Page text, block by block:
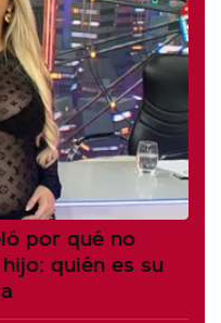
por qué no
quién es su